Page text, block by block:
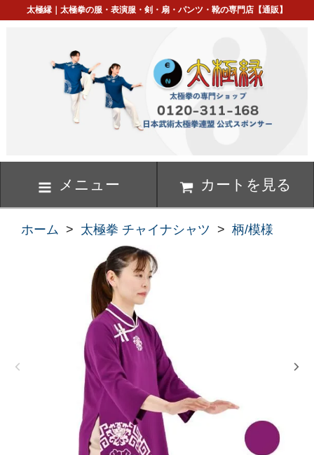
太極縁｜太極拳の服・表演服・剣・扇・パンツ・靴の専門店【通販】
メニュー カートを見る
ホーム > 太極拳 チャイナシャツ > 柄/模様